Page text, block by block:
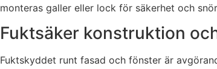
monteras galler eller lock för säkerhet och
Fuktsäker konstruktion
Fuktskyddet runt fasad och fönster är